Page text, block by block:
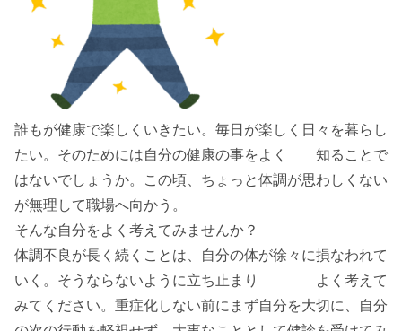
誰もが健康で楽しくいきたい。毎日が楽しく日々を暮らし
たい。そのためには自分の健康の事をよく 知ることで
はないでしょうか。この頃、ちょっと体調が思わしくない
が無理して職場へ向かう。
そんな自分をよく考えてみませんか？
体調不良が長く続くことは、自分の体が徐々に損なわれて
いく。そうならないように立ち止まり よく考えて
みてください。重症化しない前にまず自分を大切に、自分